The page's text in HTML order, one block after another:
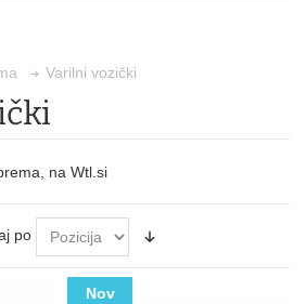
Varilni vozički
na Wtl.si
po
Nov